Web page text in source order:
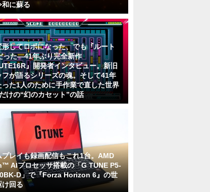
和に蘇る
形してロボになった、でも『ルート
った―41年ぶり完全新作
』開発者インタビュー。新旧
フが語るシリーズの魂。そして41年
った1人のために手作業で直した世界
けの“幻のカセット”の話
プレイも録画配信もこれ1台。AMD
AIプロセッサ搭載の「G TUNE P5-
D」で『Forza Horizon 6』の世
け回る